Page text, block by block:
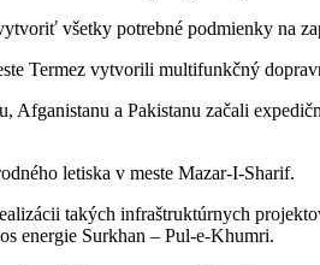
všetky potrebné podmienky na
Termez vytvorili multifunkčný
a Pakistanu začali
letiska v meste Mazar-I-Sharif.
takých infraštruktúrnych
energie Surkhan – Pul-e-Khumri.